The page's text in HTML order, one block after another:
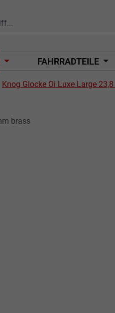
FAHRRADTEILE
Knog Glocke Oi Luxe Large